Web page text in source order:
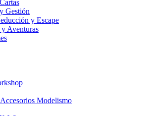
Gestión
y Escape
Aventuras
Modelismo